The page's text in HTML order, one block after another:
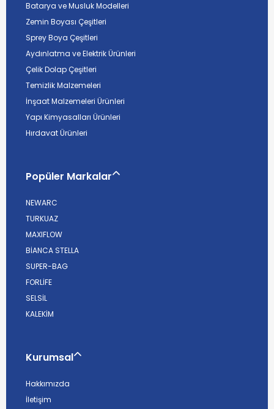
Batarya ve Musluk Modelleri
Zemin Boyası Çeşitleri
Sprey Boya Çeşitleri
Aydınlatma ve Elektrik Ürünleri
Çelik Dolap Çeşitleri
Temizlik Malzemeleri
İnşaat Malzemeleri Ürünleri
Yapı Kimyasalları Ürünleri
Hırdavat Ürünleri
Popüler Markalar
NEWARC
TURKUAZ
MAXIFLOW
BİANCA STELLA
SUPER-BAG
FORLİFE
SELSİL
KALEKİM
Kurumsal
Hakkımızda
İletişim